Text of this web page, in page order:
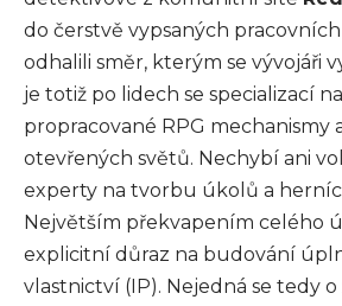
do čerstvě vypsaných
odhalili směr, kterým se vývojáři
je totiž po lidech se specializací
propracované RPG mechanismy
otevřených světů. Nechybí ani
experty na tvorbu úkolů a
Největším překvapením celého
explicitní důraz na budování
vlastnictví (IP). Nejedná se tedy